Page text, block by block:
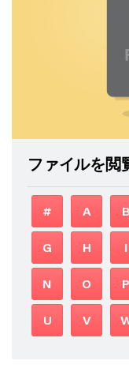
ファイルを閲
# A B
G H I
N O P
U V